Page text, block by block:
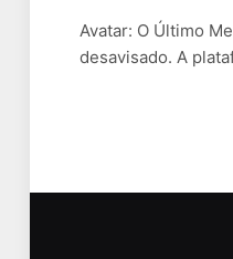
Avatar: O Último
desavisado. A